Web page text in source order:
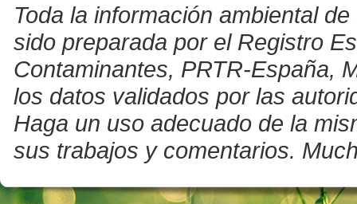
Toda la información ambiental
sido preparada por el Registro
Contaminantes, PRTR-España,
los datos validados por las
Haga un uso adecuado de la
sus trabajos y comentarios.